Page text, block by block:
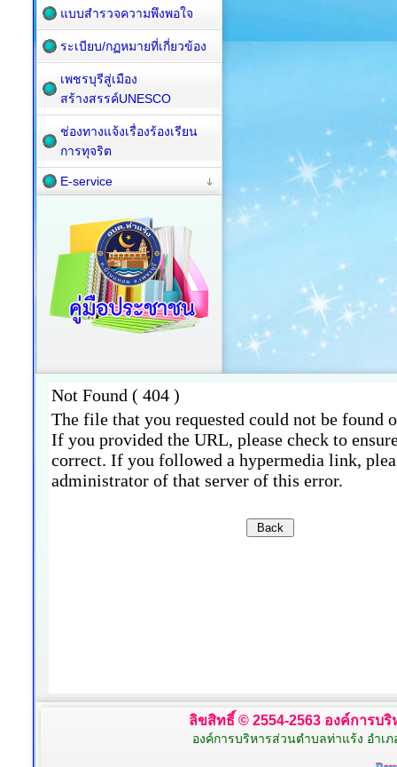
แบบสำรวจความพึงพอใจ
ระเบียบ/กฏหมายที่เกี่ยวข้อง
เพชรบุรีสู่เมือง
สร้างสรรค์UNESCO
ช่องทางแจ้งเรื่องร้องเรียน
การทุจริต
E-service
ลิขสิทธิ์ © 2554-2563 องค์การบ
องค์การบริหารส่วนตำบลท่าแร้ง อำเ